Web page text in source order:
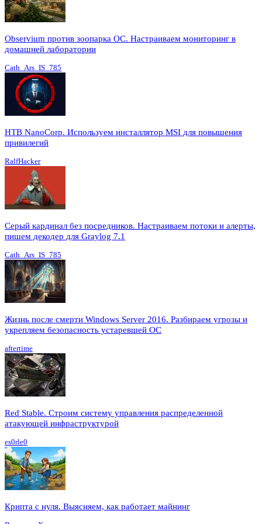
Observium против зоопарка ОС. Настраиваем мониторинг в
домашней лаборатории
Cath_Ars_IS_785
HTB NanoCorp. Используем инсталлятор MSI для повышения
привилегий
RalfHacker
Серый кардинал без посредников. Настраиваем потоки и алерты,
пишем декодер для Graylog 7.1
Cath_Ars_IS_785
Жизнь после смерти Windows Server 2016. Разбираем угрозы и
укрепляем безопасность устаревшей ОС
aftertime
Red Stable. Строим систему управления распределенной
атакующей инфраструктурой
es0rle0
Крипта с нуля. Выясняем, как работает майнинг